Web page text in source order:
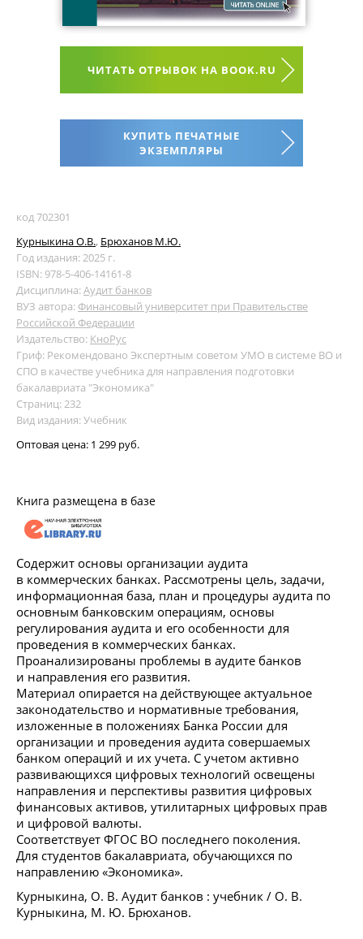
ЧИТАТЬ ОТРЫВОК НА BOOK.RU
КУПИТЬ ПЕЧАТНЫЕ
ЭКЗЕМПЛЯРЫ
код 702301
Курныкина О.В., Брюханов М.Ю.
Год издания: 2025 г.
ISBN: 978-5-406-14161-8
Дисциплина:Аудит банков
ВУЗ автора: Финансовый университет при Правительстве
Российской Федерации
Издательство: КноРус
Гриф: Рекомендовано Экспертным советом УМО в системе ВО и
СПО в качестве учебника для направления подготовки
бакалавриата "Экономика"
Страниц: 232
Вид издания: Учебник
Оптовая цена: 1 299 руб.
Книга размещена в базе
Содержит основы организации аудита
в коммерческих банках. Рассмотрены цель, задачи,
информационная база, план и процедуры аудита по
основным банковским операциям, основы
регулирования аудита и его особенности для
проведения в коммерческих банках.
Проанализированы проблемы в аудите банков
и направления его развития.
Материал опирается на действующее актуальное
законодательство и нормативные требования,
изложенные в положениях Банка России для
организации и проведения аудита совершаемых
банком операций и их учета. С учетом активно
развивающихся цифровых технологий освещены
направления и перспективы развития цифровых
финансовых активов, утилитарных цифровых прав
и цифровой валюты.
Соответствует ФГОС ВО последнего поколения.
Для студентов бакалавриата, обучающихся по
направлению «Экономика».
Курныкина, О. В. Аудит банков : учебник / О. В.
Курныкина, М. Ю. Брюханов.